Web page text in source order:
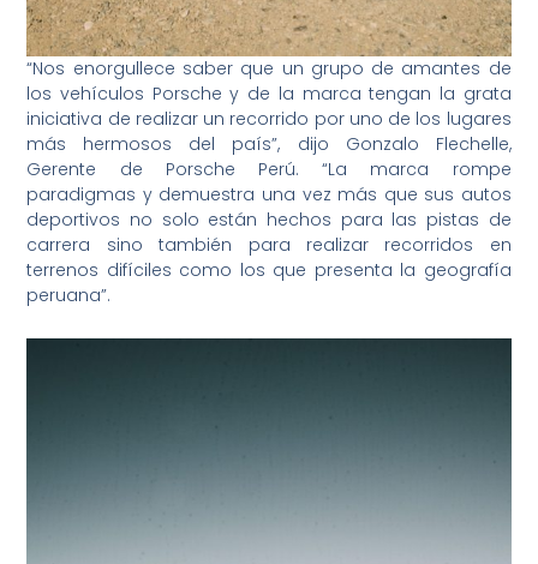
“Nos enorgullece saber que un grupo de amantes de
los vehículos Porsche y de la marca tengan la grata
iniciativa de realizar un recorrido por uno de los lugares
más hermosos del país”, dijo Gonzalo Flechelle,
Gerente de Porsche Perú. “La marca rompe
paradigmas y demuestra una vez más que sus autos
deportivos no solo están hechos para las pistas de
carrera sino también para realizar recorridos en
terrenos difíciles como los que presenta la geografía
peruana”.